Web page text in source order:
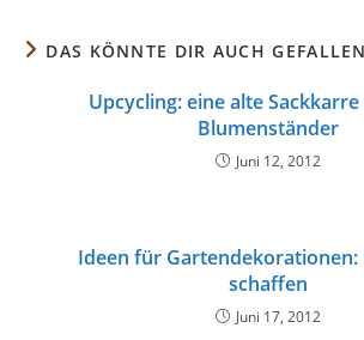
DAS KÖNNTE DIR AUCH GEFALLEN
Upcycling: eine alte
Blumenständer
Juni 12, 2012
Ideen für
schaffen
Juni 17, 2012